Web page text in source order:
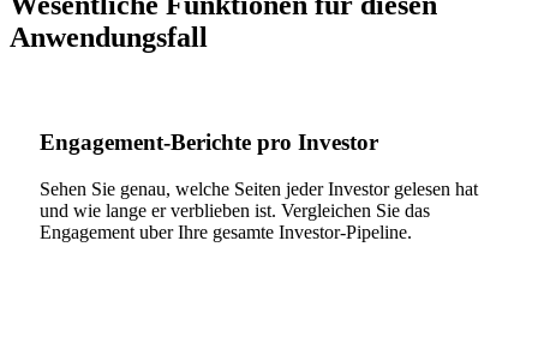
Anwendungsfall
Engagement-Berichte pro Investor
Sehen Sie genau, welche Seiten jeder Investor gelesen hat
und wie lange er verblieben ist. Vergleichen Sie das
Engagement uber Ihre gesamte Investor-Pipeline.